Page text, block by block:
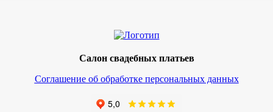
Салон свадебных платьев
Соглашение об обработке персональных данных